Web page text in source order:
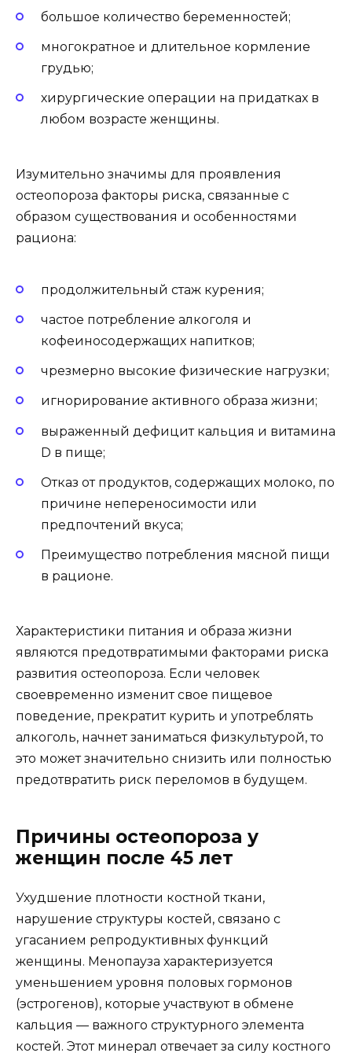
большое количество беременностей;
многократное и длительное кормление
грудью;
хирургические операции на придатках в
любом возрасте женщины.
Изумительно значимы для проявления
остеопороза факторы риска, связанные с
образом существования и особенностями
рациона:
продолжительный стаж курения;
частое потребление алкоголя и
кофеиносодержащих напитков;
чрезмерно высокие физические нагрузки;
игнорирование активного образа жизни;
выраженный дефицит кальция и витамина
D в пище;
Отказ от продуктов, содержащих молоко, по
причине непереносимости или
предпочтений вкуса;
Преимущество потребления мясной пищи
в рационе.
Характеристики питания и образа жизни
являются предотвратимыми факторами риска
развития остеопороза. Если человек
своевременно изменит свое пищевое
поведение, прекратит курить и употреблять
алкоголь, начнет заниматься физкультурой, то
это может значительно снизить или полностью
предотвратить риск переломов в будущем.
Причины остеопороза у
женщин после 45 лет
Ухудшение плотности костной ткани,
нарушение структуры костей, связано с
угасанием репродуктивных функций
женщины. Менопауза характеризуется
уменьшением уровня половых гормонов
(эстрогенов), которые участвуют в обмене
кальция — важного структурного элемента
костей. Этот минерал отвечает за силу костного